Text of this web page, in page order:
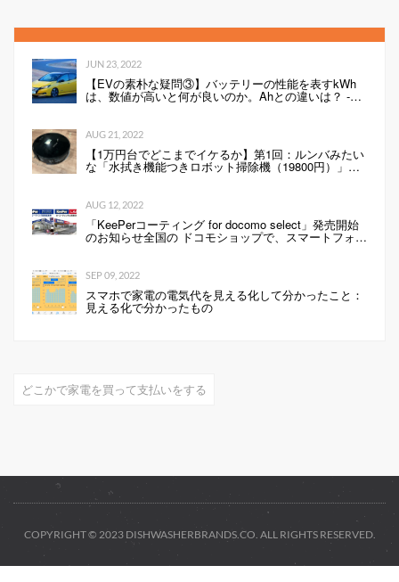
JUN 23, 2022
【EVの素朴な疑問③】バッテリーの性能を表すkWh
は、数値が高いと何が良いのか。Ahとの違いは？ -
Webモーターマガジン
AUG 21, 2022
【1万円台でどこまでイケるか】第1回：ルンバみたい
な「水拭き機能つきロボット掃除機（19800円）」の
性能は…
AUG 12, 2022
「KeePerコーティング for docomo select」発売開始
のお知らせ全国の ドコモショップで、スマートフォン
にKeePerコーティングを行います 企業リリース
SEP 09, 2022
スマホで家電の電気代を見える化して分かったこと：
見える化で分かったもの
どこかで家電を買って支払いをする
COPYRIGHT © 2023 DISHWASHERBRANDS.CO. ALL RIGHTS RESERVED.